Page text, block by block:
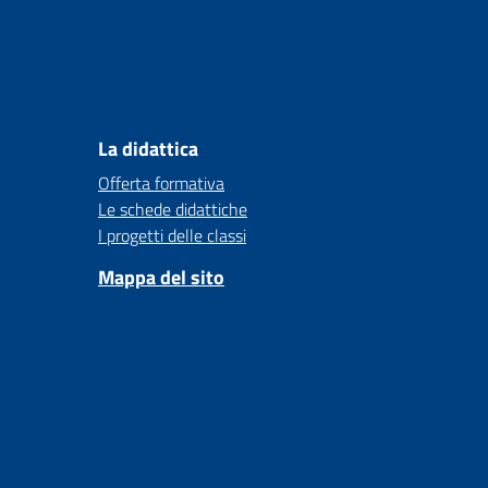
La didattica
Offerta formativa
Le schede didattiche
I progetti delle classi
Mappa del sito